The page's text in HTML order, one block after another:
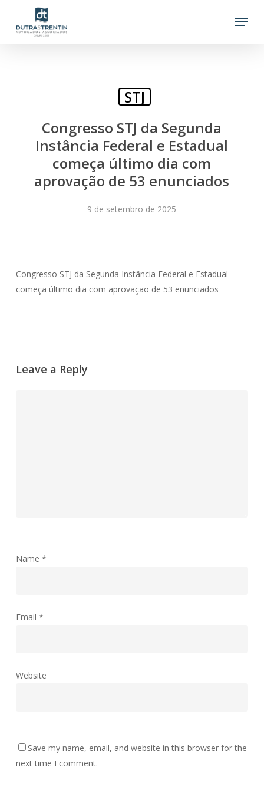
Menu
STJ
Congresso STJ da Segunda
Instância Federal e Estadual
começa último dia com
aprovação de 53 enunciados
9 de setembro de 2025
Congresso STJ da Segunda Instância Federal e Estadual
começa último dia com aprovação de 53 enunciados
Leave a Reply
Name *
Email *
Website
Save my name, email, and website in this browser for the
next time I comment.